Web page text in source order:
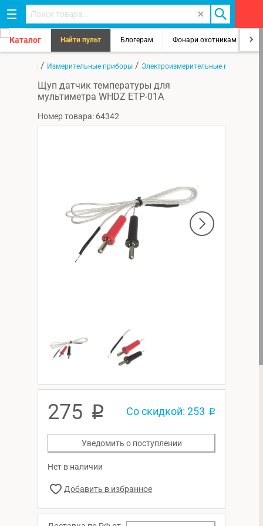
Каталог Найти пульт Блогерам Фонари охотникам
Все товары / Измерительные приборы / Электроизмерительные
Щуп датчик температуры для
мультиметра WHDZ ETP-01A
Номер товара: 64342
275 p Со скидкой: 253 p
Уведомить о поступлении
Нет в наличии